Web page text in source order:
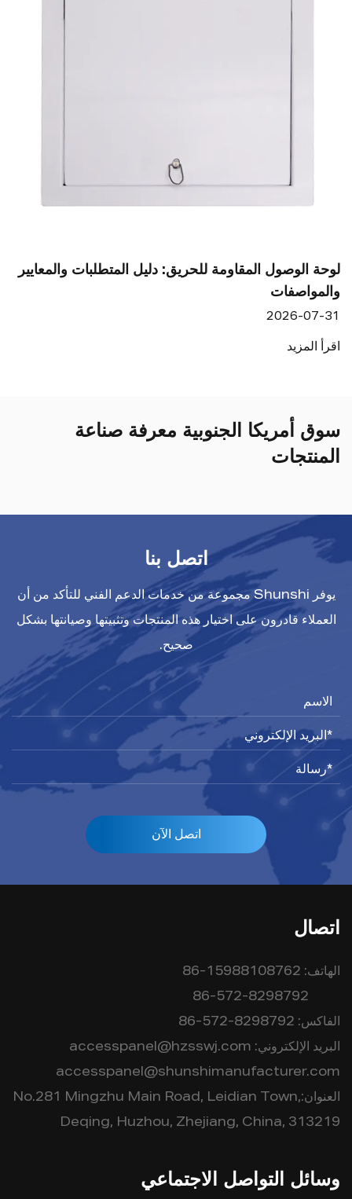
دليل المتطلبات والمعايير
لوحة الوصول الفولاذية
سوق أمريكا الجنوبية معرفة صناعة
المنتجات
اتصل بنا
يوفر Shunshi مجموعة من خدمات الدعم الفني للتأكد من أن
العملاء قادرون على اختيار هذه المنتجات وتثبيتها وصيانتها بشكل
صحيح.
اتصل الآن
اتصال
الهاتف: 86-15988108762
86-572-8298792
الفاكس: 86-572-8298792
البريد الإلكتروني: accesspanel@hzsswj.com
accesspanel@shunshimanufacturer.com
العنوان:No.281 Mingzhu Main Road, Leidian Town,
Deqing, Huzhou, Zhejiang, China, 313219
وسائل التواصل الاجتماعي